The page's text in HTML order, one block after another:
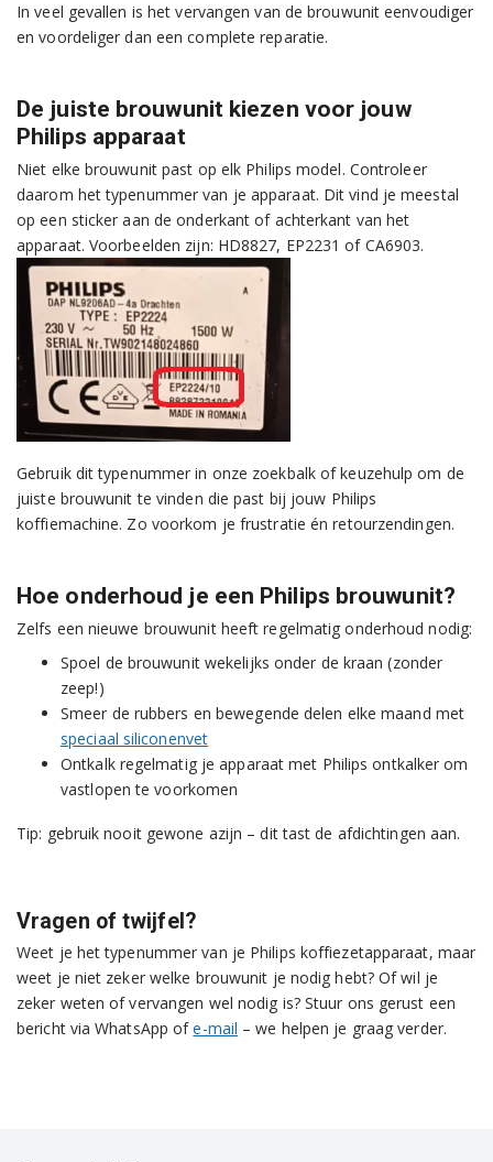
In veel gevallen is het vervangen van de brouwunit eenvoudiger
en voordeliger dan een complete reparatie.
De juiste brouwunit kiezen voor jouw
Philips apparaat
Niet elke brouwunit past op elk Philips model. Controleer
daarom het typenummer van je apparaat. Dit vind je meestal
op een sticker aan de onderkant of achterkant van het
apparaat. Voorbeelden zijn: HD8827, EP2231 of CA6903.
Gebruik dit typenummer in onze zoekbalk of keuzehulp om de
juiste brouwunit te vinden die past bij jouw Philips
koffiemachine. Zo voorkom je frustratie én retourzendingen.
Hoe onderhoud je een Philips brouwunit?
Zelfs een nieuwe brouwunit heeft regelmatig onderhoud nodig:
Spoel de brouwunit wekelijks onder de kraan (zonder
zeep!)
Smeer de rubbers en bewegende delen elke maand met
speciaal siliconenvet
Ontkalk regelmatig je apparaat met Philips ontkalker om
vastlopen te voorkomen
Tip: gebruik nooit gewone azijn – dit tast de afdichtingen aan.
Vragen of twijfel?
Weet je het typenummer van je Philips koffiezetapparaat, maar
weet je niet zeker welke brouwunit je nodig hebt? Of wil je
zeker weten of vervangen wel nodig is? Stuur ons gerust een
bericht via WhatsApp ofe-mail – we helpen je graag verder.